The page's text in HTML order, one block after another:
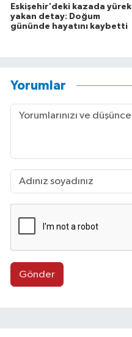
Eskişehir'deki kazada yürek
yakan detay: Doğum
gününde hayatını kaybetti
Yorumlar
Gönder